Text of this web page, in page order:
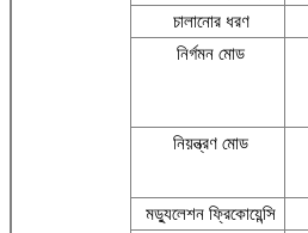
চালানোর ধরণ
নির্গমন মোড
নিয়ন্ত্রণ মোড
মড্যুলেশন ফ্রিকোয়েন্সি